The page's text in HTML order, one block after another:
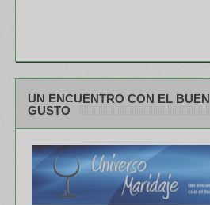
UN ENCUENTRO CON EL BUEN
GUSTO